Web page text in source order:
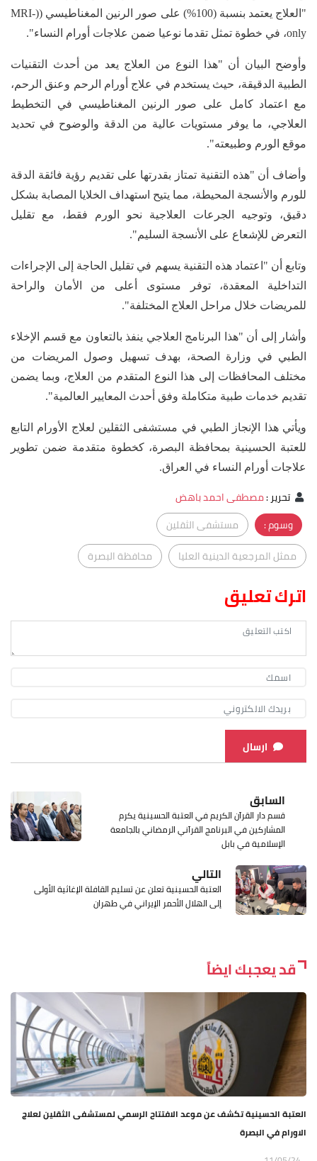
"العلاج يعتمد بنسبة (100%) على صور الرنين المغناطيسي ((MRI-
only، في خطوة تمثل تقدما نوعيا ضمن علاجات أورام النساء".
وأوضح البيان أن "هذا النوع من العلاج يعد من أحدث التقنيات
الطبية الدقيقة، حيث يستخدم في علاج أورام الرحم وعنق الرحم،
مع اعتماد كامل على صور الرنين المغناطيسي في التخطيط
العلاجي، ما يوفر مستويات عالية من الدقة والوضوح في تحديد
موقع الورم وطبيعته".
وأضاف أن "هذه التقنية تمتاز بقدرتها على تقديم رؤية فائقة الدقة
للورم والأنسجة المحيطة، مما يتيح استهداف الخلايا المصابة بشكل
دقيق، وتوجيه الجرعات العلاجية نحو الورم فقط، مع تقليل
التعرض للإشعاع على الأنسجة السليم".
وتابع أن "اعتماد هذه التقنية يسهم في تقليل الحاجة إلى الإجراءات
التداخلية المعقدة، توفر مستوى أعلى من الأمان والراحة
للمريضات خلال مراحل العلاج المختلفة".
وأشار إلى أن "هذا البرنامج العلاجي ينفذ بالتعاون مع قسم الإخلاء
الطبي في وزارة الصحة، بهدف تسهيل وصول المريضات من
مختلف المحافظات إلى هذا النوع المتقدم من العلاج، وبما يضمن
تقديم خدمات طبية متكاملة وفق أحدث المعايير العالمية".
ويأتي هذا الإنجاز الطبي في مستشفى الثقلين لعلاج الأورام التابع
للعتبة الحسينية بمحافظة البصرة، كخطوة متقدمة ضمن تطوير
علاجات أورام النساء في العراق.
تحرير:مصطفى احمد باهض
وسوم :
مستشفى الثقلين
ممثل المرجعية الدينية العليا
محافظة البصرة
اترك تعليق
ارسال
السابق
قسم دار القرآن الكريم في العتبة الحسينية يكرم
المشاركين في البرنامج القرآني الرمضاني بالجامعة
الإسلامية في بابل
التالي
العتبة الحسينية تعلن عن تسليم القافلة الإغاثية الأولى
إلى الهلال الأحمر الإيراني في طهران
قد يعجبك ايضاً
العتبة الحسينية تكشف عن موعد الافتتاح الرسمي لمستشفى الثقلين لعلاج
الاورام في البصرة